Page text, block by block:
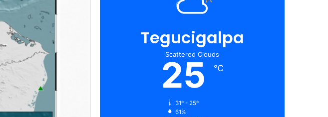
Tegucigalpa
Scattered Clouds
25 ℃
31º - 25º
61%